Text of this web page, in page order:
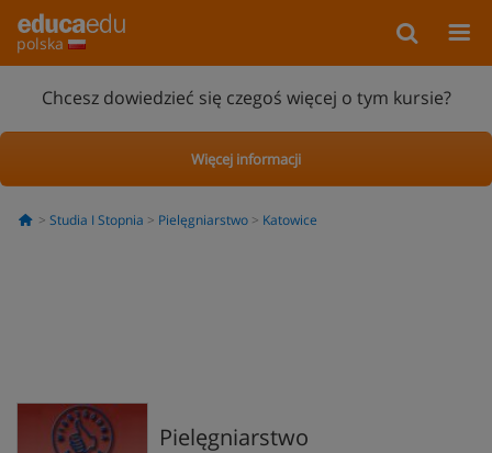
polska
Chcesz dowiedzieć się czegoś więcej o tym kursie?
Więcej informacji
Studia I Stopnia Pielęgniarstwo Katowice
Pielęgniarstwo